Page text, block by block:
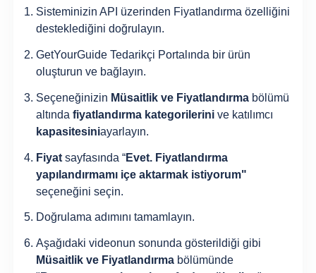
Sisteminizin API üzerinden Fiyatlandırma özelliğini
desteklediğini doğrulayın.
GetYourGuide Tedarikçi Portalında bir ürün
oluşturun ve bağlayın.
Seçeneğinizin Müsaitlik ve Fiyatlandırma bölümü
altındafiyatlandırma kategorilerini ve katılımcı
kapasitesiniayarlayın.
Fiyat sayfasında “Evet. Fiyatlandırma
yapılandırmamı içe aktarmak istiyorum"
seçeneğini seçin.
Doğrulama adımını tamamlayın.
Aşağıdaki videonun sonunda gösterildiği gibi
Müsaitlik ve Fiyatlandırma bölümünde